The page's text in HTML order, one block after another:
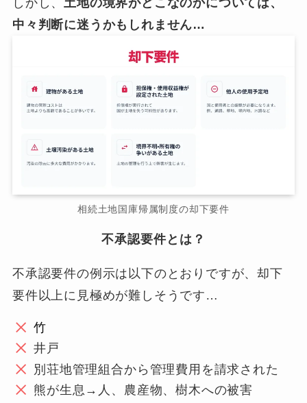
しかし、土地の境界がどこなのかについては、
中々判断に迷うかもしれません…
相続土地国庫帰属制度の却下要件
不承認要件とは？
不承認要件の例示は以下のとおりですが、却下
要件以上に見極めが難しそうです…
竹
井戸
別荘地管理組合から管理費用を請求された
熊が生息→人、農産物、樹木への被害